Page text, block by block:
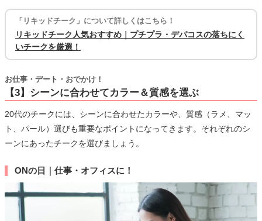
「リキッドチーク」について詳しくはこちら！
リキッドチーク人気おすすめ｜プチプラ・デパコスの落ちにく
いチークを厳選！
【3】シーンに合わせてカラー＆質感を選ぶ
お仕事・デート・おでかけ！
20代のチークには、シーンに合わせたカラーや、質感（ラメ、マッ
ト、パール）選びも重要なポイントになってきます。それぞれのシ
ーンにあったチークを選びましょう。
ONの日｜仕事・オフィスに！